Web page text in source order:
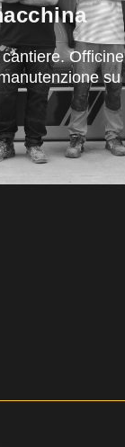
Officine
su